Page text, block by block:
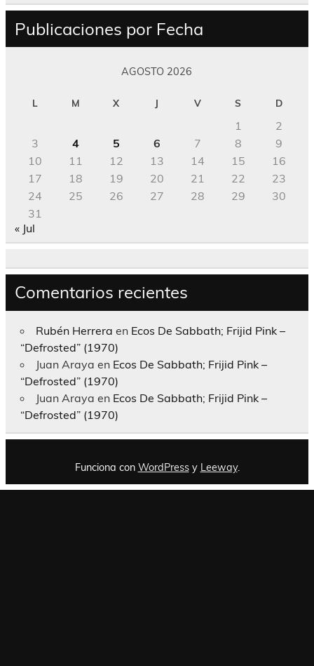
Publicaciones por Fecha
AGOSTO 2026
L M X J V S D
1
2
3
4 5 6 7 8
9
10
11 12 13 14 15
16
17
18 19 20 21 22
23
24
25 26 27 28 29
30
31
« Jul
Comentarios recientes
Rubén Herrera en Ecos De Sabbath; Frijid Pink –
“Defrosted” (1970)
Juan Araya en Ecos De Sabbath; Frijid Pink –
“Defrosted” (1970)
Juan Araya en Ecos De Sabbath; Frijid Pink –
“Defrosted” (1970)
Funciona con WordPressy Leeway.